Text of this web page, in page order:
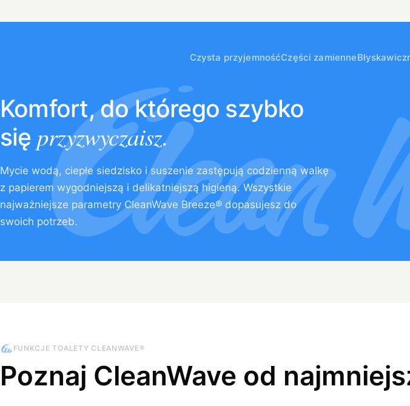
Czysta przyjemnośćCzęści zamienne
Komfort, do którego szybko
się przyzwyczaisz.
Mycie wodą, ciepłe siedzisko i suszenie zastępują codzienną walkę
z papierem wygodniejszą i delikatniejszą higieną. Wszystkie
najważniejsze parametry CleanWave Breeze® dopasujesz do
swoich potrzeb.
FUNKCJE TOALETY CLEANWAVE®
Poznaj CleanWave od